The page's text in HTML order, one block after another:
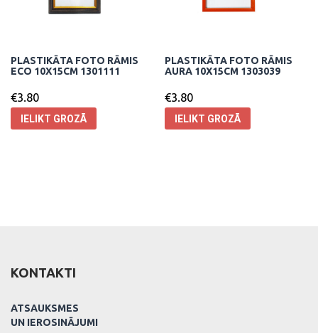
PLASTIKĀTA FOTO RĀMIS
ECO 10X15CM 1301111
€3.80
IELIKT GROZĀ
PLASTIKĀTA FOTO RĀMIS
AURA 10X15CM 1303039
€3.80
IELIKT GROZĀ
KONTAKTI
ATSAUKSMES
UN IEROSINĀJUMI